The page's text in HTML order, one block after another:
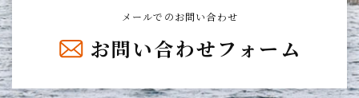
メールでのお問い合わせ
お問い合わせフォーム